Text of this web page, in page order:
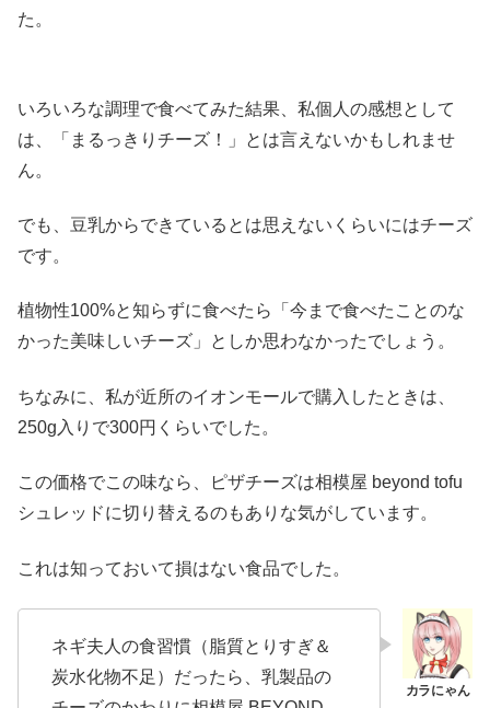
た。
いろいろな調理で食べてみた結果、私個人の感想として
は、「まるっきりチーズ！」とは言えないかもしれませ
ん。
でも、豆乳からできているとは思えないくらいにはチーズ
です。
植物性100%と知らずに食べたら「今まで食べたことのな
かった美味しいチーズ」としか思わなかったでしょう。
ちなみに、私が近所のイオンモールで購入したときは、
250g入りで300円くらいでした。
この価格でこの味なら、ピザチーズは相模屋 beyond tofu
シュレッドに切り替えるのもありな気がしています。
これは知っておいて損はない食品でした。
ネギ夫人の食習慣（脂質とりすぎ＆
炭水化物不足）だったら、乳製品の